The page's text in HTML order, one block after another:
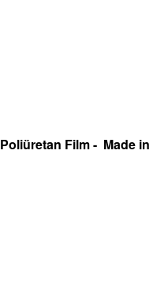
Poliüretan Film - Made in